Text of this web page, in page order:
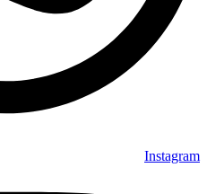
Instagram